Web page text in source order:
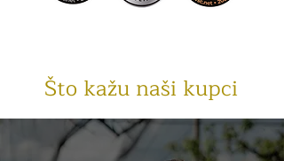
Što kažu naši kupci